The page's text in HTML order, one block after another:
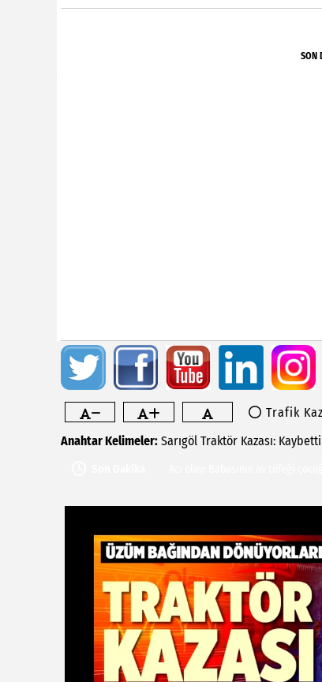
SON
Anahtar Kelimeler: Sarıgöl Traktör Kazası:
Acı olay: Babasının av tüfeği
Sennur Üzgen’in “Tekâmül”
Trafik